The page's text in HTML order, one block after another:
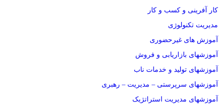
کار آفرینی و کسب و کار
مدیریت تکنولوژی
آموزش های غیرحضوری
آموزشهای بازاریابی و فروش
آموزشهای تولید و خدمات ناب
آموزشهای سرپرستی – مدیریت – رهبری
آموزشهای مدیریت استراتژیک